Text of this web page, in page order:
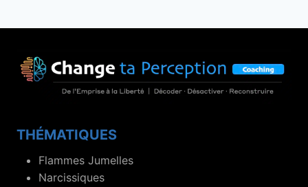
THÉMATIQUES
Flammes Jumelles
Narcissiques